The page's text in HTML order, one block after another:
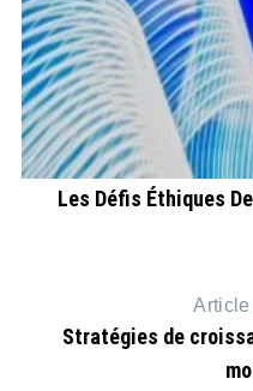
Les Défis Éthiques
Stratégies de